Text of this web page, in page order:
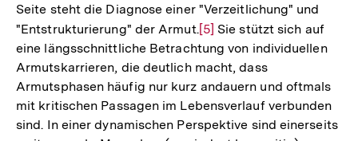
Seite steht die Diagnose einer "Verzeitlichung" und
"Entstrukturierung" der Armut.Zur
Auflösung
der
Fußnote
[5] Sie stützt sich auf
eine längsschnittliche Betrachtung von individuellen
Armutskarrieren, die deutlich macht, dass
Armutsphasen häufig nur kurz andauern und oftmals
mit kritischen Passagen im Lebensverlauf verbunden
sind. In einer dynamischen Perspektive sind einerseits